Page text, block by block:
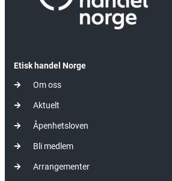
Etisk handel Norge
Om oss
Aktuelt
Åpenhetsloven
Bli medlem
Arrangementer